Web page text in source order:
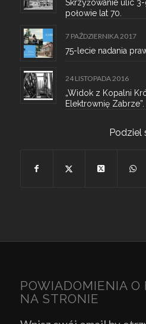
Skrzyżowanie ulic
połowie lat 70.
7 PAŹDZIERNIKA 2017
75-lecie nadania
24 LISTOPADA 2016
„Widok z Kopalni
Elektrownię Zabrze”.
Podziel
POWIADOMIENIA O
NA STRONIE